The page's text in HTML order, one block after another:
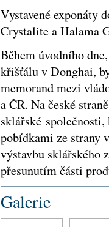
Vystavené exponáty
Crystalite a Halama
Během úvodního
křišťálu v Donghai,
memorand mezi
a ČR. Na české
sklářské
pobídkami ze strany
výstavbu sklářského
přesunutím části
Galerie